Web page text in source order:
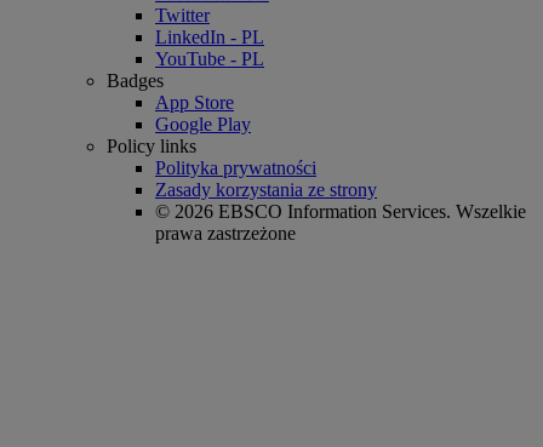
Twitter
LinkedIn - PL
YouTube - PL
Badges
App Store
Google Play
Policy links
Polityka prywatności
Zasady korzystania ze strony
© 2026 EBSCO Information Services. Wszelkie
prawa zastrzeżone